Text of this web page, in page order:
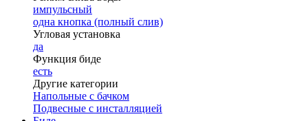
импульсный
одна кнопка (полный слив)
Угловая установка
да
Функция биде
есть
Другие категории
Напольные с бачком
Подвесные с инсталляцией